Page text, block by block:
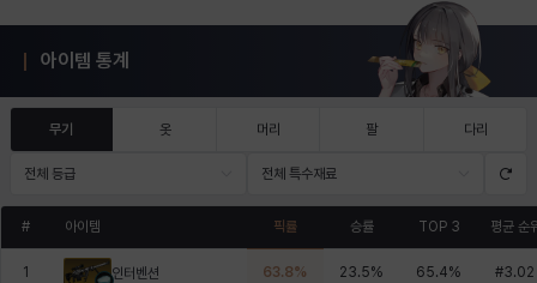
아이템 통계
무기 옷 머리 팔 다리
전체 등급 전체 특수재료
# 아이템 픽률 승률 TOP 3 평균 순
1 인터벤션 63.8% 23.5% 65.4% #3.02